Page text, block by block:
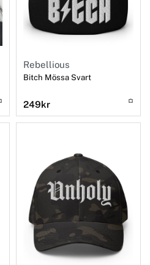
Rebellious
Bitch Mössa Svart
249kr